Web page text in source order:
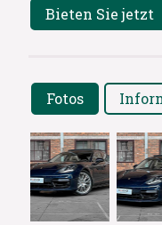
Bieten Sie jetzt
Fotos